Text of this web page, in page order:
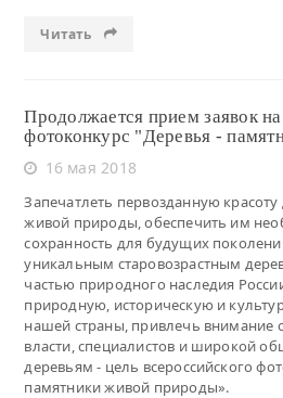
Читать
Продолжается прием заявок
фотоконкурс "Деревья -
16 мая 2018
Запечатлеть первозданную
живой природы, обеспечить им
сохранность для будущих
уникальным старовозрастным
частью природного наследия
природную, историческую и
нашей страны, привлечь внимание
власти, специалистов и широкой
деревьям - цель всероссийского
памятники живой природы».